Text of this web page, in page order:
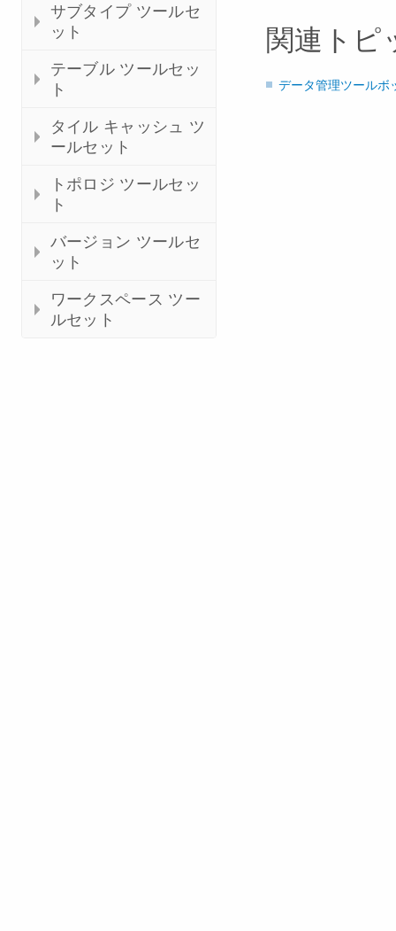
サブタイプ ツールセ
ット
テーブル ツールセッ
ト
タイル キャッシュ ツ
ールセット
トポロジ ツールセッ
ト
バージョン ツールセ
ット
ワークスペース ツー
ルセット
関連トピ
データ管理ツールボ